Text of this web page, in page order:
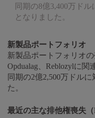
同期の8億3,400万ド
となりました。
新製品ポートフォリオ
新製品ポートフォリオ
Opdualag、Reblozylに
同期の2億2,500万ドル
た。
最近の主な排他権喪失